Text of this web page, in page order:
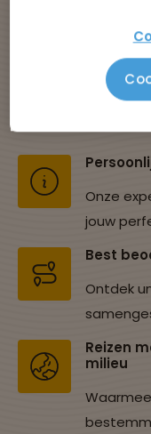
Onze
jouw
Best
Ontdek
Reizen
milieu